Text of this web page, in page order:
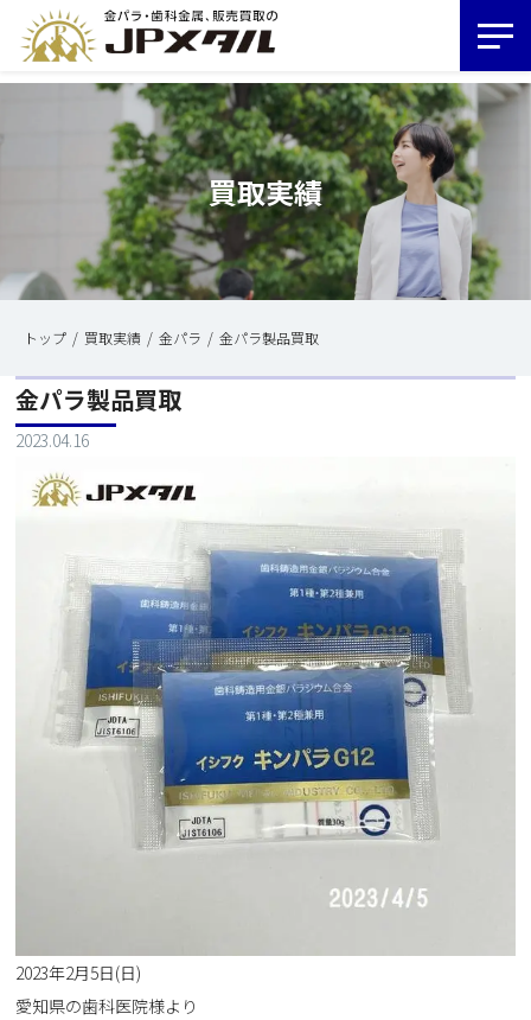
買取実績
トップ 買取実績 金パラ 金パラ製品買取
金パラ製品買取
2023.04.16
2023年2月5日(日)
愛知県の歯科医院様より